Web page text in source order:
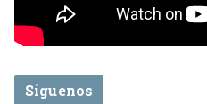
Síguenos